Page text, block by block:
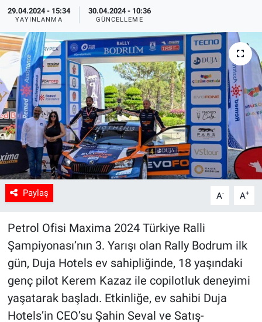
29.04.2024 - 15:34
YAYINLANMA
30.04.2024 - 10:36
GÜNCELLEME
Paylaş A- A+
Petrol Ofisi Maxima 2024 Türkiye Ralli
Şampiyonası’nın 3. Yarışı olan Rally Bodrum ilk
gün, Duja Hotels ev sahipliğinde, 18 yaşındaki
genç pilot Kerem Kazaz ile copilotluk deneyimi
yaşatarak başladı. Etkinliğe, ev sahibi Duja
Hotels’in CEO’su Şahin Seval ve Satış-